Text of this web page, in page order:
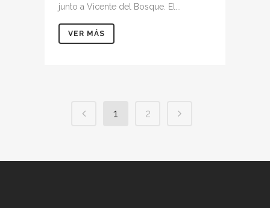
junto a Vicente del Bosque. El...
VER MÁS
1 2